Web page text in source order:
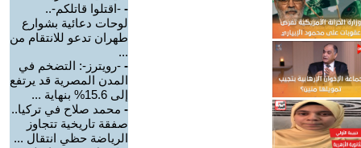
- -اقتلوا قاتلكم-..
لوحات دعائية بشوارع
طهران تدعو للانتقام من
...
- -رويترز-: التضخم في
المدن المصرية قد يرتفع
إلى 15.6% بنهاية ...
- محمد صلاح في تركيا..
صفقة تاريخية تتجاوز
الرياضة حظي انتقال ...